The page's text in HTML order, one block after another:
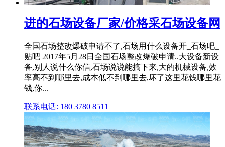
进的石场设备厂家/价格采石场设备网
全国石场整改爆破申请不了,石场用什么设备开_石场吧_
贴吧 2017年5月28日全国石场整改爆破申请..大设备新设
备,别人说什么你信,石场说说能搞下来,大的机械设备,效
率高不到哪里去,成本低不到哪里去,坏了这里花钱哪里花
钱,你...
联系电话: 180 3780 8511